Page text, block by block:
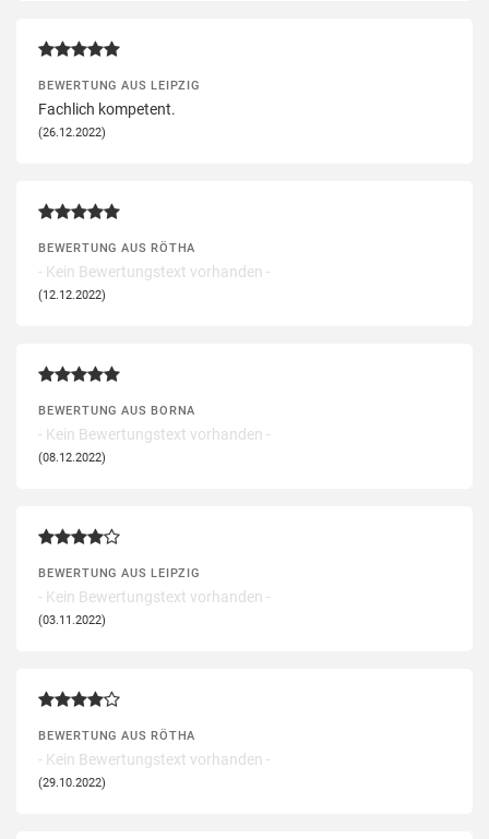
BEWERTUNG AUS LEIPZIG
Fachlich kompetent.
(26.12.2022)
BEWERTUNG AUS RÖTHA
- Kein Bewertungstext vorhanden -
(12.12.2022)
BEWERTUNG AUS BORNA
- Kein Bewertungstext vorhanden -
(08.12.2022)
BEWERTUNG AUS LEIPZIG
- Kein Bewertungstext vorhanden -
(03.11.2022)
BEWERTUNG AUS RÖTHA
- Kein Bewertungstext vorhanden -
(29.10.2022)